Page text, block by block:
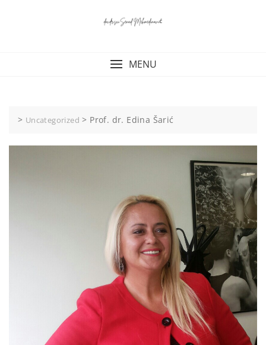
MENU
> Uncategorized > Prof. dr. Edina Šarić